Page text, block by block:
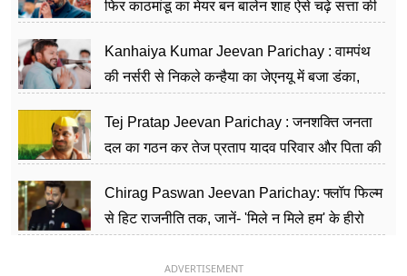
फिर काठमांडू का मेयर बन बालेन शाह ऐसे चढ़े सत्ता की
Kanhaiya Kumar Jeevan Parichay : वामपंथ
की नर्सरी से निकले कन्हैया का जेएनयू में बजा डंका,
Tej Pratap Jeevan Parichay : जनशक्ति जनता
दल का गठन कर तेज प्रताप यादव परिवार और पिता की
Chirag Paswan Jeevan Parichay: फ्लॉप फिल्म
से हिट राजनीति तक, जानें- 'मिले न मिले हम' के हीरो
ADVERTISEMENT